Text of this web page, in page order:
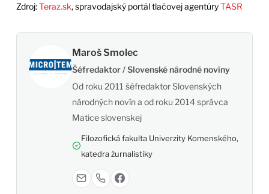
Zdroj:Teraz.sk, spravodajský portál tlačovej agentúryTASR
Maroš Smolec
Šéfredaktor / Slovenské národné noviny
Od roku 2011 šéfredaktor Slovenských
národných novín a od roku 2014 správca
Matice slovenskej
Filozofická fakulta Univerzity Komenského,
katedra žurnalistiky